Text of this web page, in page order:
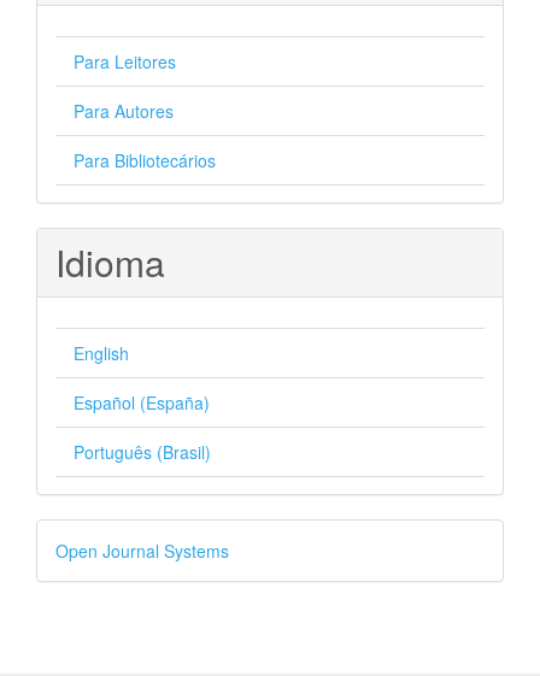
Para Leitores
Para Autores
Para Bibliotecários
Idioma
English
Español (España)
Português (Brasil)
Desenvolvido
por
Open Journal Systems